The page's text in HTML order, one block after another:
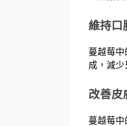
維持口
蔓越莓
成，減少
改善皮
蔓越莓